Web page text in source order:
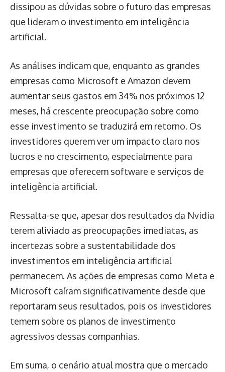
dissipou as dúvidas sobre o futuro das empresas
que lideram o investimento em inteligência
artificial.
As análises indicam que, enquanto as grandes
empresas como Microsoft e Amazon devem
aumentar seus gastos em 34% nos próximos 12
meses, há crescente preocupação sobre como
esse investimento se traduzirá em retorno. Os
investidores querem ver um impacto claro nos
lucros e no crescimento, especialmente para
empresas que oferecem software e serviços de
inteligência artificial.
Ressalta-se que, apesar dos resultados da Nvidia
terem aliviado as preocupações imediatas, as
incertezas sobre a sustentabilidade dos
investimentos em inteligência artificial
permanecem. As ações de empresas como Meta e
Microsoft caíram significativamente desde que
reportaram seus resultados, pois os investidores
temem sobre os planos de investimento
agressivos dessas companhias.
Em suma, o cenário atual mostra que o mercado